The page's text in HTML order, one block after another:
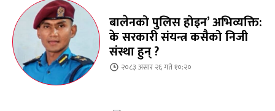
बालेनको पुलिस होइन’ अभिव्यक्ति:
के सरकारी संयन्त्र कसैको निजी
संस्था हुन् ?
२०८३ असार २६ गते १०:२०